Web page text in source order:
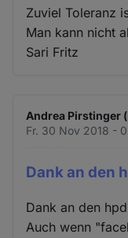
Zuviel Toleranz
Man kann nicht
Sari Fritz
Andrea Pirstinger
Fr. 30 Nov 2018 -
Dank an den
Dank an den
Auch wenn